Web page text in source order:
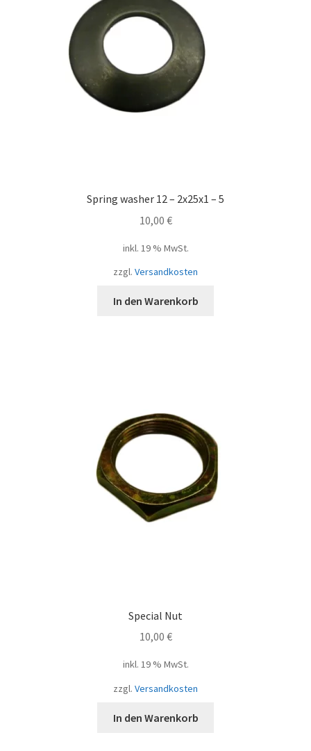
Spring washer 12 – 2x25x1 – 5
10,00 €
inkl. 19 % MwSt.
zzgl. Versandkosten
In den Warenkorb
Special Nut
10,00 €
inkl. 19 % MwSt.
zzgl. Versandkosten
In den Warenkorb